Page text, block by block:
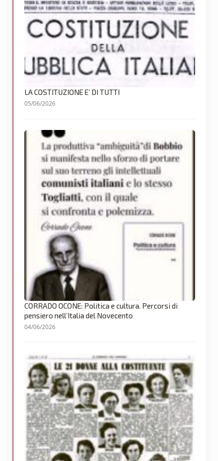
LA COSTITUZIONE E’ DI TUTTI
05/06/2026
CORRADO OCONE: Politica e cultura. Percorsi di
pensiero nell’Italia del Novecento
04/06/2026